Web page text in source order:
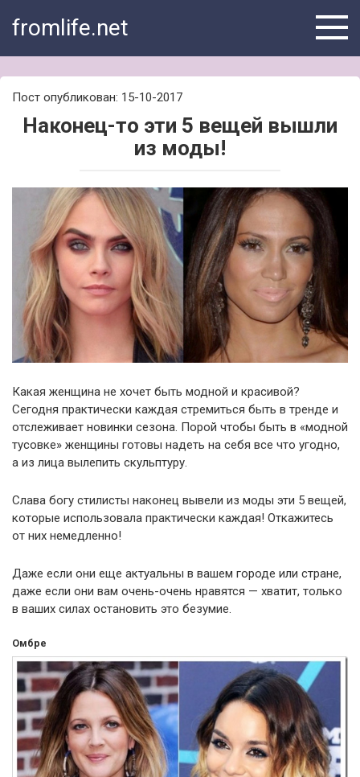
fromlife.net
Пост опубликован: 15-10-2017
Наконец-то эти 5 вещей вышли
из моды!
Какая женщина не хочет быть модной и красивой?
Сегодня практически каждая стремиться быть в тренде и
отслеживает новинки сезона. Порой чтобы быть в «модной
тусовке» женщины готовы надеть на себя все что угодно,
а из лица вылепить скульптуру.
Слава богу стилисты наконец вывели из моды эти 5 вещей,
которые использовала практически каждая! Откажитесь
от них немедленно!
Даже если они еще актуальны в вашем городе или стране,
даже если они вам очень-очень нравятся — хватит, только
в ваших силах остановить это безумие.
Омбре